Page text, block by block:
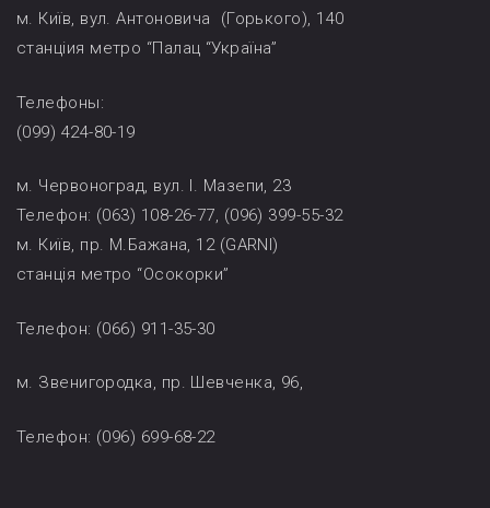
м. Київ, вул. Антоновича (Горького), 140
станціия метро “Палац “Україна”
Телефоны:
(099) 424-80-19
м. Червоноград, вул. І. Мазепи, 23
Телефон: (063) 108-26-77, (096) 399-55-32
м. Київ, пр. М.Бажана, 12 (GARNI)
станція метро “Осокорки”
Телефон: (066) 911-35-30
м. Звенигородка, пр. Шевченка, 96,
Телефон: (096) 699-68-22